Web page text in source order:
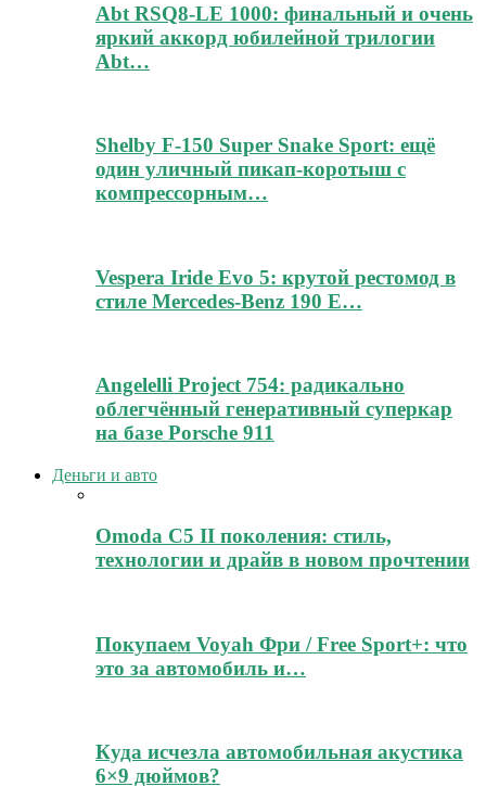
Abt RSQ8-LE 1000: финальный и очень
яркий аккорд юбилейной трилогии
Abt…
Shelby F-150 Super Snake Sport: ещё
один уличный пикап-коротыш с
компрессорным…
Vespera Iride Evo 5: крутой рестомод в
стиле Mercedes-Benz 190 E…
Angelelli Project 754: радикально
облегчённый генеративный суперкар
на базе Porsche 911
Деньги и авто
Omoda C5 II поколения: стиль,
технологии и драйв в новом прочтении
Покупаем Voyah Фри / Free Sport+: что
это за автомобиль и…
Куда исчезла автомобильная акустика
6×9 дюймов?